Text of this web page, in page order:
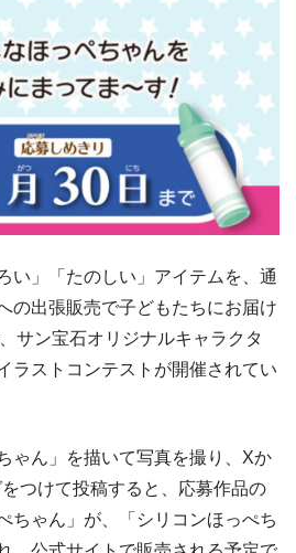
い」「たのしい」アイテムを、通
の出張販売で子どもたちにお届け
サン宝石オリジナルキャラクタ
ラストコンテストが開催されてい
ゃん」を描いて写真を撮り、Xか
つけて投稿すると、応募作品の
ちゃん」が、「シリコンほっぺち